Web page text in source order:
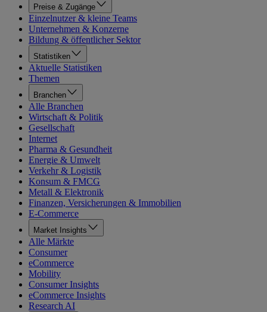
Preise & Zugänge
Einzelnutzer & kleine Teams
Unternehmen & Konzerne
Bildung & öffentlicher Sektor
Statistiken
Aktuelle Statistiken
Themen
Branchen
Alle Branchen
Wirtschaft & Politik
Gesellschaft
Internet
Pharma & Gesundheit
Energie & Umwelt
Verkehr & Logistik
Konsum & FMCG
Metall & Elektronik
Finanzen, Versicherungen & Immobilien
E-Commerce
Market Insights
Alle Märkte
Consumer
eCommerce
Mobility
Consumer Insights
eCommerce Insights
Research AI